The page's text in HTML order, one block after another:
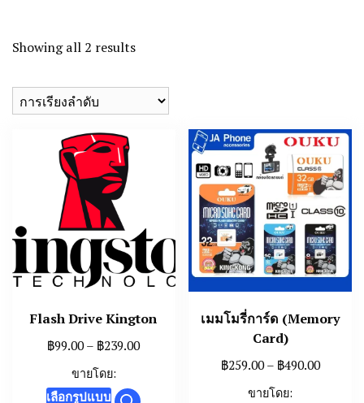
Showing all 2 results
Flash Drive Kington
฿99.00– ฿239.00Price
ขายโดย:
เลือกรูปแบบ This
เมมโมรี่การ์ด (Memory
Card)
฿259.00 – ฿490.00Price
ขายโดย: